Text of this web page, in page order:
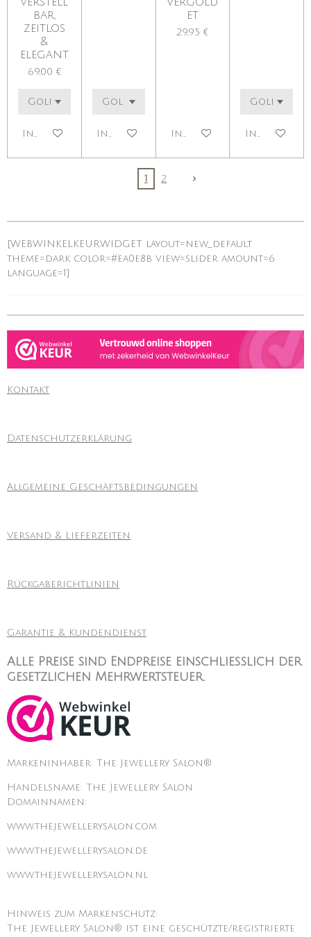
bar,
zeitlos
&
elegant
69,00 €
In den WarenkorbIn den Warenkorb
et
29,95 €
In den WarenkorbIn den
1 2
[WEBWINKELKEURWIDGET layout=new_default
theme=dark color=#ea0e8b view=slider amount=6
language=1]
Kontakt
Datenschutzerklärung
Allgemeine Geschäftsbedingungen
Versand & Lieferzeiten
Rückgaberichtlinien
Garantie & Kundendienst
Alle Preise sind Endpreise einschließlich der
gesetzlichen Mehrwertsteuer.
Markeninhaber: The Jewellery Salon®
Handelsname: The Jewellery Salon
Domainnamen:
www.thejewellerysalon.com
www.thejewellerysalon.de
www.thejewellerysalon.nl
Hinweis zum Markenschutz:
The Jewellery Salon® ist eine geschützte/registrierte